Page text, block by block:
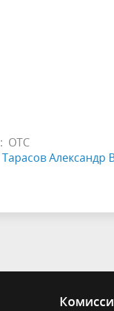
ОТС
Тарасов Александр